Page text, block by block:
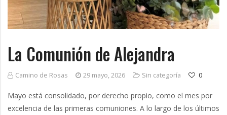
La Comunión de Alejandra
Camino de Rosas 29 mayo, 2026 Sin categoría 0
Mayo está consolidado, por derecho propio, como el mes por
excelencia de las primeras comuniones. A lo largo de los últimos